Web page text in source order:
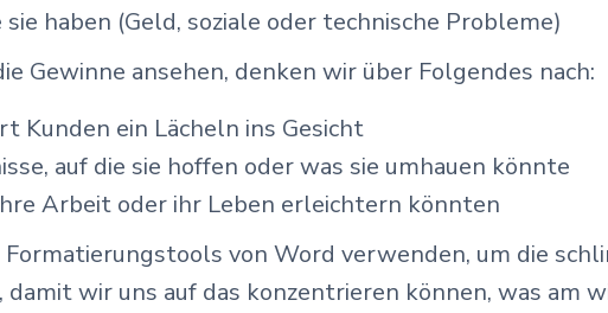
sie haben (Geld, soziale oder technische Probleme)
Gewinne ansehen, denken wir über Folgendes nach:
Kunden ein Lächeln ins Gesicht
auf die sie hoffen oder was sie umhauen könnte
Arbeit oder ihr Leben erleichtern könnten
von Word verwenden, um die
damit wir uns auf das konzentrieren können, was am